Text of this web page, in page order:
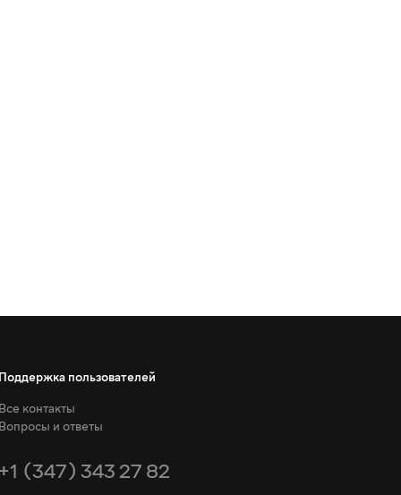
Поддержка пользователей
Все контакты
Вопросы и ответы
+1 (347) 343 27 82